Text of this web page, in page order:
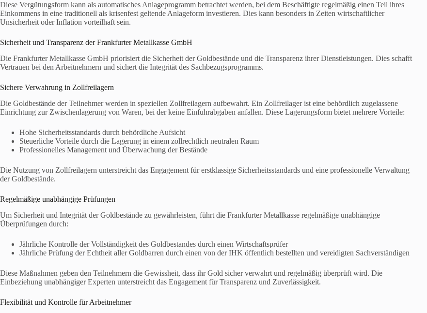
Diese Vergütungsform kann als automatisches Anlageprogramm betrachtet werden, bei dem Beschäftigte regelmäßig einen Teil ihres
Einkommens in eine traditionell als krisenfest geltende Anlageform investieren. Dies kann besonders in Zeiten wirtschaftlicher
Unsicherheit oder Inflation vorteilhaft sein.
Sicherheit und Transparenz der Frankfurter Metallkasse GmbH
Die Frankfurter Metallkasse GmbH priorisiert die Sicherheit der Goldbestände und die Transparenz ihrer Dienstleistungen. Dies schafft
Vertrauen bei den Arbeitnehmern und sichert die Integrität des Sachbezugsprogramms.
Sichere Verwahrung in Zollfreilagern
Die Goldbestände der Teilnehmer werden in speziellen Zollfreilagern aufbewahrt. Ein Zollfreilager ist eine behördlich zugelassene
Einrichtung zur Zwischenlagerung von Waren, bei der keine Einfuhrabgaben anfallen. Diese Lagerungsform bietet mehrere Vorteile:
Hohe Sicherheitsstandards durch behördliche Aufsicht
Steuerliche Vorteile durch die Lagerung in einem zollrechtlich neutralen Raum
Professionelles Management und Überwachung der Bestände
Die Nutzung von Zollfreilagern unterstreicht das Engagement für erstklassige Sicherheitsstandards und eine professionelle Verwaltung
der Goldbestände.
Regelmäßige unabhängige Prüfungen
Um Sicherheit und Integrität der Goldbestände zu gewährleisten, führt die Frankfurter Metallkasse regelmäßige unabhängige
Überprüfungen durch:
Jährliche Kontrolle der Vollständigkeit des Goldbestandes durch einen Wirtschaftsprüfer
Jährliche Prüfung der Echtheit aller Goldbarren durch einen von der IHK öffentlich bestellten und vereidigten Sachverständigen
Diese Maßnahmen geben den Teilnehmern die Gewissheit, dass ihr Gold sicher verwahrt und regelmäßig überprüft wird. Die
Einbeziehung unabhängiger Experten unterstreicht das Engagement für Transparenz und Zuverlässigkeit.
Flexibilität und Kontrolle für Arbeitnehmer